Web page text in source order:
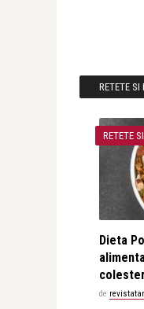
RETETE SI
RETETE
Dieta
de